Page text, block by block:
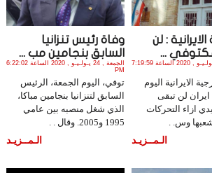
الايرانية : لن
...
الجمعة , 24 يـولـيـو , 2020 الساعة 7:19:59
الايرانية اليوم
ايران لن تبقى
ازاء التحركات
وس. .
الـمــزيـد
وفاة رئيس تنزانيا
السابق بنجامين مب ...
الجمعة , 24 يـولـيـو , 2020 الساعة 6:22:02
PM
توفي، اليوم الجمعة، الرئيس
السابق لتنزانيا بنجامين مباكا،
الذي شغل منصبه بين عامي
1995 و2005. وقال . .
الـمــزيـد